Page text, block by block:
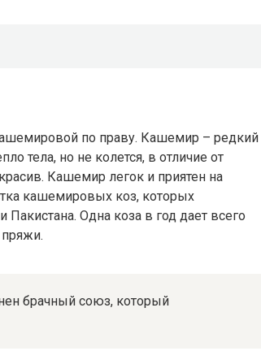
по праву. Кашемир – редкий
тела, но не колется, в отличие от
Кашемир легок и приятен на
кашемировых коз, которых
Одна коза в год дает всего
пряжи.
брачный союз, который